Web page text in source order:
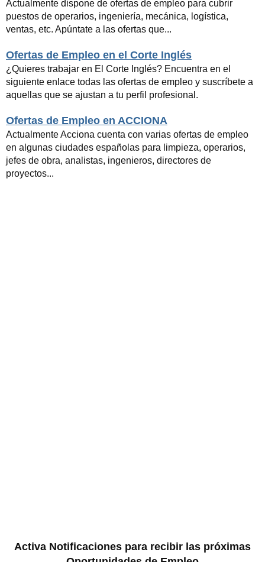
Actualmente dispone de ofertas de empleo para cubrir
puestos de operarios, ingeniería, mecánica, logística,
ventas, etc. Apúntate a las ofertas que...
Ofertas de Empleo en el Corte Inglés
¿Quieres trabajar en El Corte Inglés? Encuentra en el
siguiente enlace todas las ofertas de empleo y suscríbete a
aquellas que se ajustan a tu perfil profesional.
Ofertas de Empleo en ACCIONA
Actualmente Acciona cuenta con varias ofertas de empleo
en algunas ciudades españolas para limpieza, operarios,
jefes de obra, analistas, ingenieros, directores de
proyectos...
Activa Notificaciones para recibir las próximas